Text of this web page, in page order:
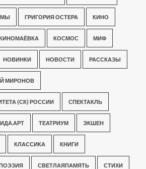
ГРИГОРИЯ ОСТЕРА КИНО
КОСМОС МИФ
НОВИНКИ НОВОСТИ РАССКАЗЫ
МИРОНОВ
(СК) РОССИИ СПЕКТАКЛЬ
ТЕАТРИУМ ЭКШЕН
КЛАССИКА КНИГИ
СВЕТЛАЯПАМЯТЬ СТИХИ